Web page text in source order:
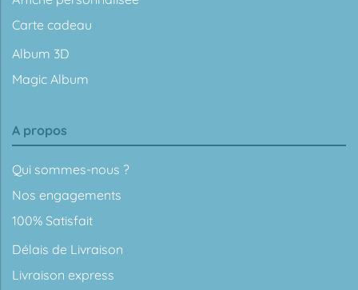
Carte cadeau
Album 3D
Magic Album
A propos
Qui sommes-nous ?
Nos engagements
100% Satisfait
Délais de Livraison
Livraison express